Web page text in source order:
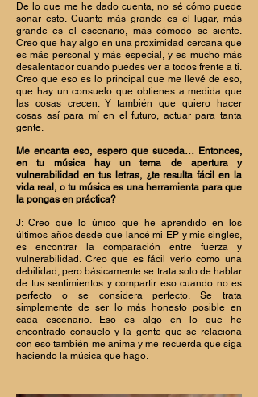
De lo que me he dado cuenta, no sé cómo puede
sonar esto. Cuanto más grande es el lugar, más
grande es el escenario, más cómodo se siente.
Creo que hay algo en una proximidad cercana que
es más personal y más especial, y es mucho más
desalentador cuando puedes ver a todos frente a ti.
Creo que eso es lo principal que me llevé de eso,
que hay un consuelo que obtienes a medida que
las cosas crecen. Y también que quiero hacer
cosas así para mí en el futuro, actuar para tanta
gente.
Me encanta eso, espero que suceda… Entonces,
en tu música hay un tema de apertura y
vulnerabilidad en tus letras, ¿te resulta fácil en la
vida real, o tu música es una herramienta para que
la pongas en práctica?
J: Creo que lo único que he aprendido en los
últimos años desde que lancé mi EP y mis singles,
es encontrar la comparación entre fuerza y
vulnerabilidad. Creo que es fácil verlo como una
debilidad, pero básicamente se trata solo de hablar
de tus sentimientos y compartir eso cuando no es
perfecto o se considera perfecto. Se trata
simplemente de ser lo más honesto posible en
cada escenario. Eso es algo en lo que he
encontrado consuelo y la gente que se relaciona
con eso también me anima y me recuerda que siga
haciendo la música que hago.